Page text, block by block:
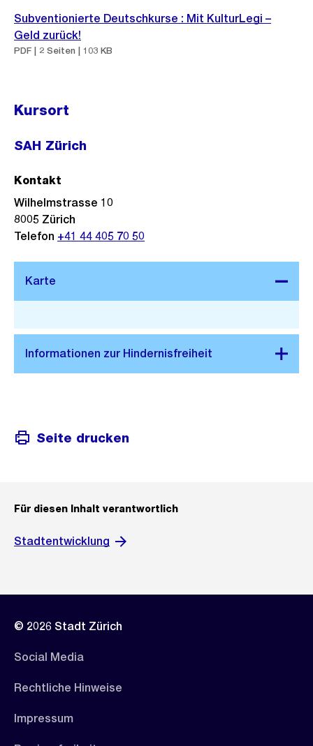
Subventionierte Deutschkurse : Mit KulturLegi –
Geld zurück!
PDF | 2 Seiten | 103 KB
Kursort
SAH Zürich
Stadtplan 3D
Kontakt
Wilhelmstrasse 10
8005 Zürich
Telefon +41 44 405 70 50
Seite drucken
Für diesen Inhalt verantwortlich
Stadtentwicklung
© 2026 Stadt Zürich
Social Media
Rechtliche Hinweise
Impressum